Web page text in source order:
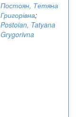
Постоян, Тетяна
Григорівна;
Postoian, Tatyana
Grygorivna